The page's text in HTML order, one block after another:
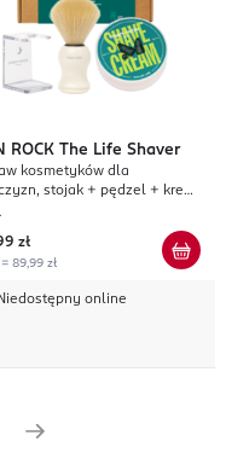
ROCK The Life Shaver
kosmetyków dla
stojak + pędzel + krem
100ml, Sicilian Lime
zł
89,99 zł
Niedostępny online